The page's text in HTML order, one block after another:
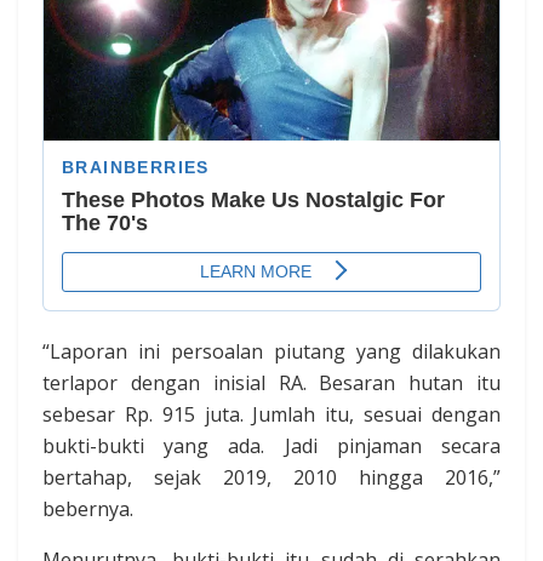
“Laporan ini persoalan piutang yang dilakukan
terlapor dengan inisial RA. Besaran hutan itu
sebesar Rp. 915 juta. Jumlah itu, sesuai dengan
bukti-bukti yang ada. Jadi pinjaman secara
bertahap, sejak 2019, 2010 hingga 2016,”
bebernya.